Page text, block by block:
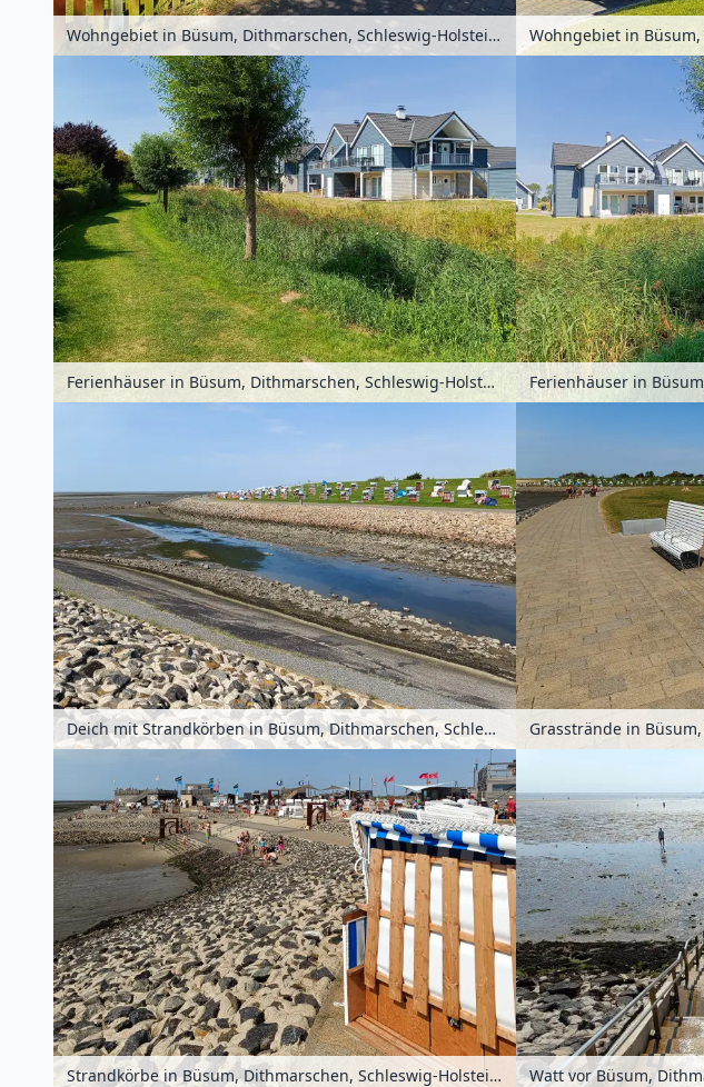
Wohngebiet in Büsum, Dithmarschen, Schleswig-Holstein, Deutschland
Ferienhäuser in Büsum, Dithmarschen, Schleswig-Holstein, Deutschland
Deich mit Strandkörben in Büsum, Dithmarschen, Schleswig-Holstein, Deutschland
Strandkörbe in Büsum, Dithmarschen, Schleswig-Holstein, Deutschland